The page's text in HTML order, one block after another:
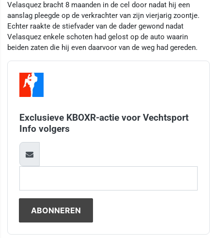
Velasquez bracht 8 maanden in de cel door nadat hij een
aanslag pleegde op de verkrachter van zijn vierjarig zoontje.
Echter raakte de stiefvader van de dader gewond nadat
Velasquez enkele schoten had gelost op de auto waarin
beiden zaten die hij even daarvoor van de weg had gereden.
Exclusieve KBOXR-actie voor Vechtsport
Info volgers